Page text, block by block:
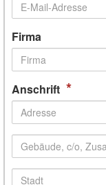
Firma
Anschrift *